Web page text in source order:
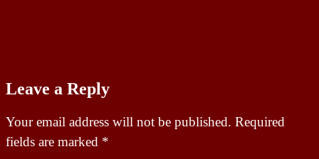
Leave a Reply
Your email address will not be published. Required
fields are marked *